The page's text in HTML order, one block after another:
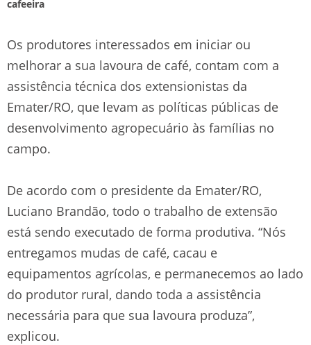
cafeeira
Os produtores interessados em iniciar ou
melhorar a sua lavoura de café, contam com a
assistência técnica dos extensionistas da
Emater/RO, que levam as políticas públicas de
desenvolvimento agropecuário às famílias no
campo.
De acordo com o presidente da Emater/RO,
Luciano Brandão, todo o trabalho de extensão
está sendo executado de forma produtiva. “Nós
entregamos mudas de café, cacau e
equipamentos agrícolas, e permanecemos ao lado
do produtor rural, dando toda a assistência
necessária para que sua lavoura produza”,
explicou.